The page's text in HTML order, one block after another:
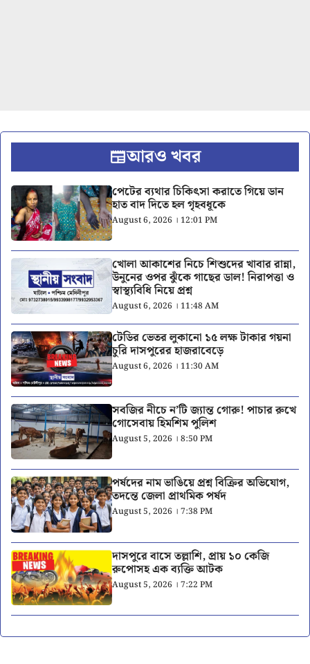
আরও খবর
পেটের ব্যথার চিকিৎসা করাতে গিয়ে ডান
হাত বাদ দিতে হল গৃহবধূকে
August 6, 2026 । 12:01 PM
খোলা আকাশের নিচে শিশুদের খাবার রান্না,
উনুনের ওপর ঝুঁকে গাছের ডাল! নিরাপত্তা ও
স্বাস্থ্যবিধি নিয়ে প্রশ্ন
August 6, 2026 । 11:48 AM
টেডির ভেতর লুকানো ১৫ লক্ষ টাকার গয়না
চুরি দাসপুরের হাজরাবেড়ে
August 6, 2026 । 11:30 AM
সবজির নীচে ন’টি জ্যান্ত গোরু! পাচার রুখে
গোসেবায় হিমশিম পুলিশ
August 5, 2026 । 8:50 PM
পর্ষদের নাম ভাঙিয়ে প্রশ্ন বিক্রির অভিযোগ,
তদন্তে জেলা প্রাথমিক পর্ষদ
August 5, 2026 । 7:38 PM
দাসপুরে বাসে তল্লাশি, প্রায় ১০ কেজি
রুপোসহ এক ব্যক্তি আটক
August 5, 2026 । 7:22 PM